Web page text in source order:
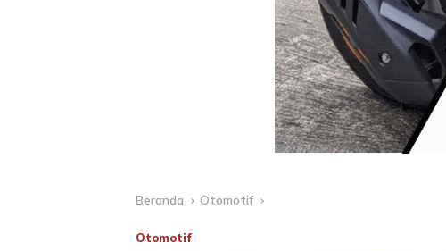
Beranda Otomotif
Otomotif